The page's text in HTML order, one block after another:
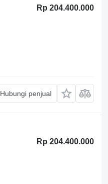
Rp 204.400.000
Hubungi penjual
Rp 204.400.000